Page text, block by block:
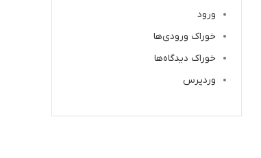
ورود
خوراک ورودی‌ها
خوراک دیدگاه‌ها
وردپرس